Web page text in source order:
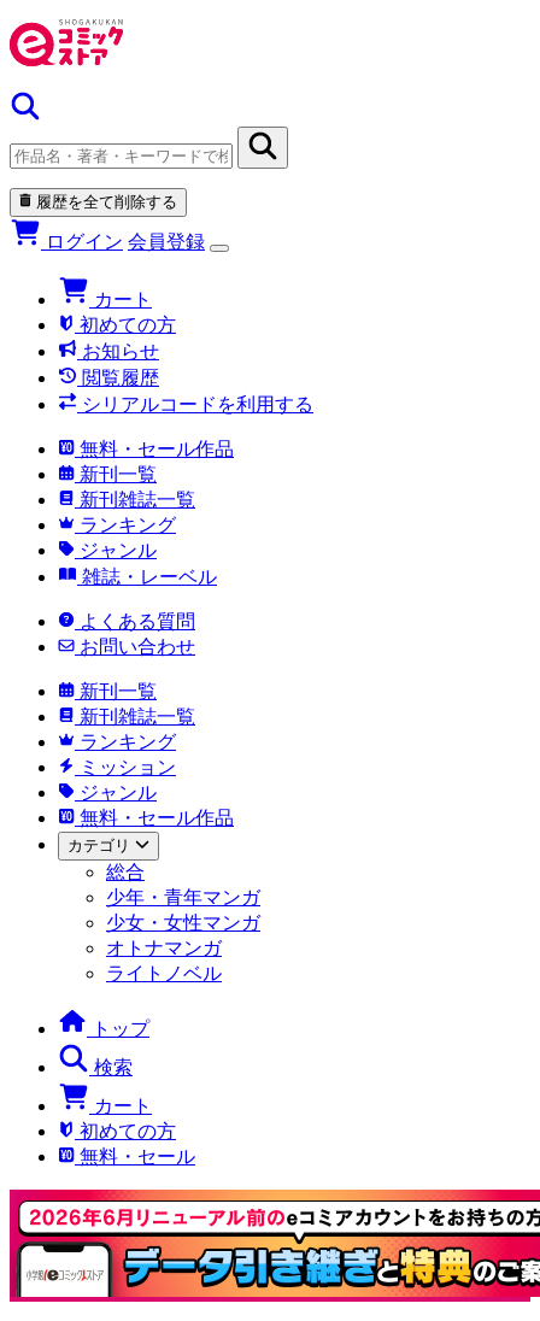
履歴を全て削除する
ログイン 会員登録
カート
初めての方
お知らせ
閲覧履歴
シリアルコードを利用する
無料・セール作品
新刊一覧
新刊雑誌一覧
ランキング
ジャンル
雑誌・レーベル
よくある質問
お問い合わせ
新刊一覧
新刊雑誌一覧
ランキング
ミッション
ジャンル
無料・セール作品
カテゴリ
総合
少年・青年マンガ
少女・女性マンガ
オトナマンガ
ライトノベル
トップ
検索
カート
初めての方
無料・セール